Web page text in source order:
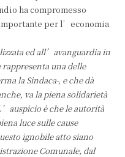
ha compromesso
per l’economia
ed all’avanguardia in
una delle
la Sindaca-, e che dà
va la piena solidarietà
è che le autorità
luce sulle cause
ignobile atto siano
Comunale, dal